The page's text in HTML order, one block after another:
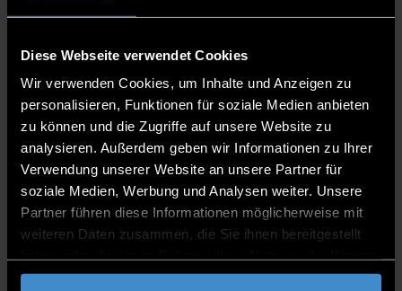
Diese Webseite verwendet Cookies
Wir verwenden Cookies, um Inhalte und Anzeigen zu
personalisieren, Funktionen für soziale Medien anbieten
zu können und die Zugriffe auf unsere Website zu
analysieren. Außerdem geben wir Informationen zu Ihrer
Verwendung unserer Website an unsere Partner für
soziale Medien, Werbung und Analysen weiter. Unsere
Partner führen diese Informationen möglicherweise mit
weiteren Daten zusammen, die Sie ihnen bereitgestellt
gesammelt haben.
Mitarbeiterkreis.
Um Spezialisten für das BGM zu qualifizieren, bietet das
Weiterbildungszentrum der THD den berufsbegleitenden
Hochschulzertifikatskurs „Systemische Prozessberatung
im Betrieblichen Gesundheitsmanagement“ an. „Wir
haben es uns zum Ziel gemacht, professionelle Hilfe und
Unterstützung für die Unternehmen und Betriebe in der
Region zu leisten und Personen im Bereich BGM
auszubilden“, erklärt Prof. Dr. Stephan Gronwald, Dekan
der Fakultät Angewandte Gesundheitswissenschaften
und Leiter des Hochschulzertifikats. Die Weiterbildung